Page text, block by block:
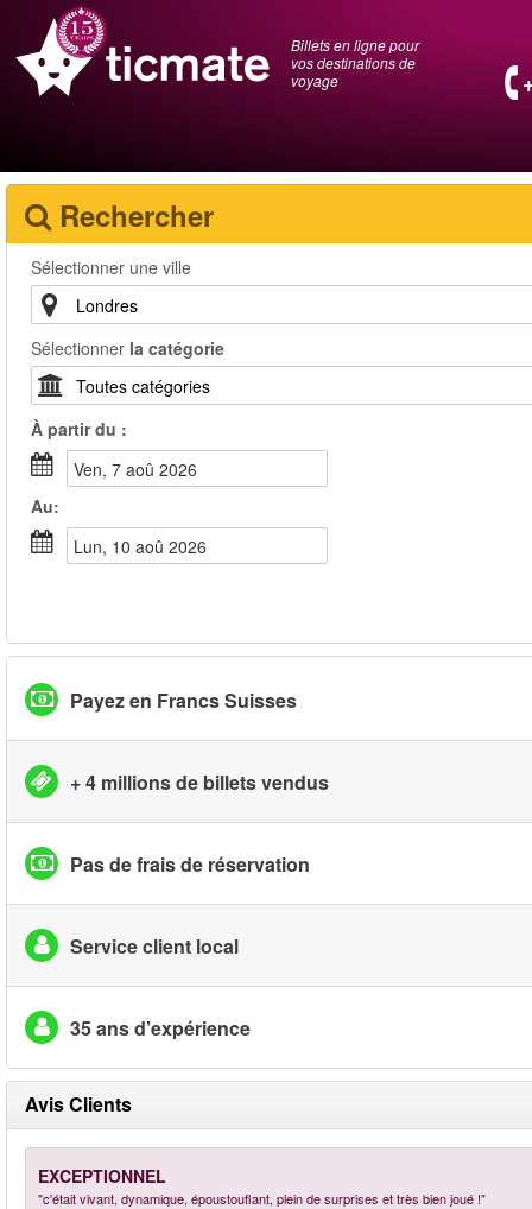
Billets en ligne pour
vos destinations de
voyage
Rechercher
Sélectionner une ville
Sélectionner la catégorie
À partir du :
ven, 7 aoû 2026
Au:
lun, 10 aoû 2026
Payez en Francs Suisses
+ 4 millions de billets vendus
Pas de frais de réservation
Service client local
35 ans d’expérience
Avis Clients
EXCEPTIONNEL
"c'était vivant, dynamique, époustouflant, plein de surprises et très bien joué !"